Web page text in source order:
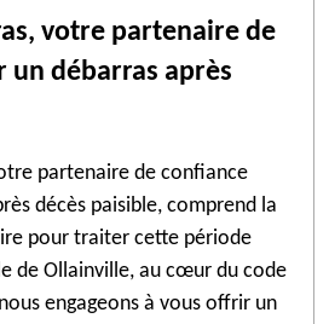
votre partenaire de
un débarras après
partenaire de confiance
décès paisible, comprend la
pour traiter cette période
de Ollainville, au cœur du code
engageons à vous offrir un